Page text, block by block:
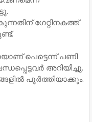
ഗേറ്റിനകത്ത്
പെട്ടെന്ന് പണി
അറിയിച്ചു.
പൂർത്തിയാക്കും.